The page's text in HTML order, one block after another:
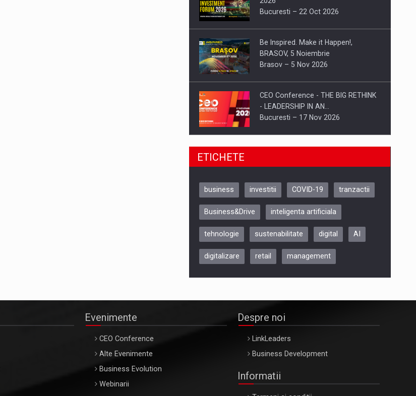
Bucuresti – 22 Oct 2026
Be Inspired. Make it Happen!,
BRASOV, 5 Noiembrie
Brasov – 5 Nov 2026
CEO Conference - THE BIG RETHINK
- LEADERSHIP IN AN…
Bucuresti – 17 Nov 2026
Be Inspired. Make it Happen!, CLUJ, 9
ARTEMIS LETO, ORADEA, 8
Oradea – 8 Oct 2026
ETICHETE
business investitii COVID-19 tranzactii
Business&Drive inteligenta artificiala
tehnologie sustenabilitate digital AI
digitalizare retail management
Evenimente
CEO Conference
Alte Evenimente
Business Evolution
Webinarii
Despre noi
LinkLeaders
Business Development
Informatii